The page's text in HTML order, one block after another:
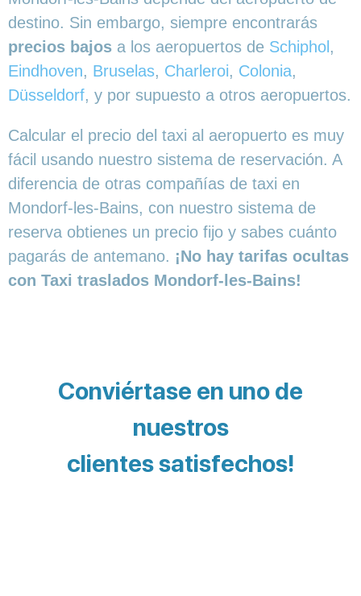
destino. Sin embargo, siempre encontrarás
precios bajos a los aeropuertos de Schiphol ,
Eindhoven, Bruselas, Charleroi, Colonia,
Düsseldorf, y por supuesto a otros aeropuertos.
Calcular el precio del taxi al aeropuerto es muy
fácil usando nuestro sistema de reservación. A
diferencia de otras compañías de taxi en
Mondorf-les-Bains, con nuestro sistema de
reserva obtienes un precio fijo y sabes cuánto
pagarás de antemano. ¡No hay tarifas ocultas
con Taxi traslados Mondorf-les-Bains!
Conviértase en uno de
nuestros
clientes satisfechos!